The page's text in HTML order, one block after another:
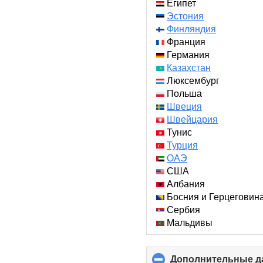
Египет
Эстония
Финляндия
Франция
Германия
Казахстан
Люксембург
Польша
Швеция
Швейцария
Тунис
Турция
ОАЭ
США
Албания
Босния и
Сербия
Мальдивы
Дополнительные